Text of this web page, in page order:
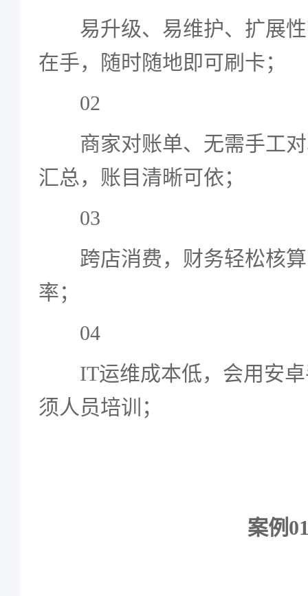
易升级、易维护、扩展
在手，随时随地即可刷卡；
02
商家对账单、无需手工
汇总，账目清晰可依；
03
跨店消费，财务轻松核
率；
04
IT运维成本低，会用安
须人员培训；
案例